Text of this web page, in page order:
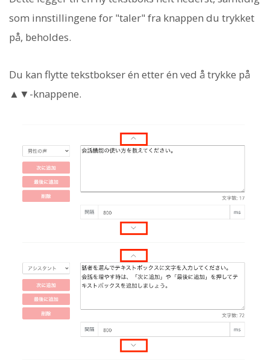
som innstillingene for "taler" fra knappen du trykket
på, beholdes.
Du kan flytte tekstbokser én etter én ved å trykke på
▲▼-knappene.